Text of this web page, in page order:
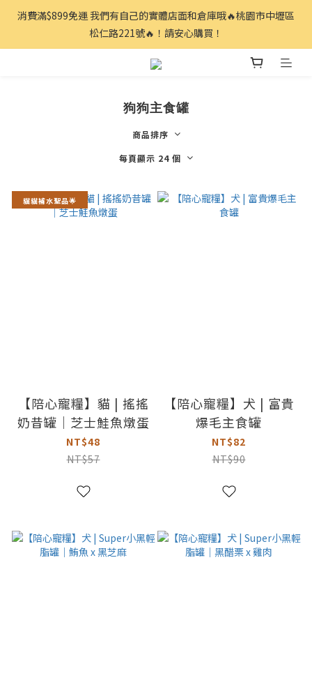
消費滿$899免運 我們有自己的實體店面和倉庫哦🔥桃園市中壢區
松仁路221號🔥！請安心購買！
狗狗主食罐
商品排序
每頁顯示 24 個
貓貓補水聖品🌟
【陪心寵糧】貓 | 搖搖
奶昔罐｜芝士鮭魚燉蛋
NT$48
NT$57
【陪心寵糧】犬 | 富貴
爆毛主食罐
NT$82
NT$90